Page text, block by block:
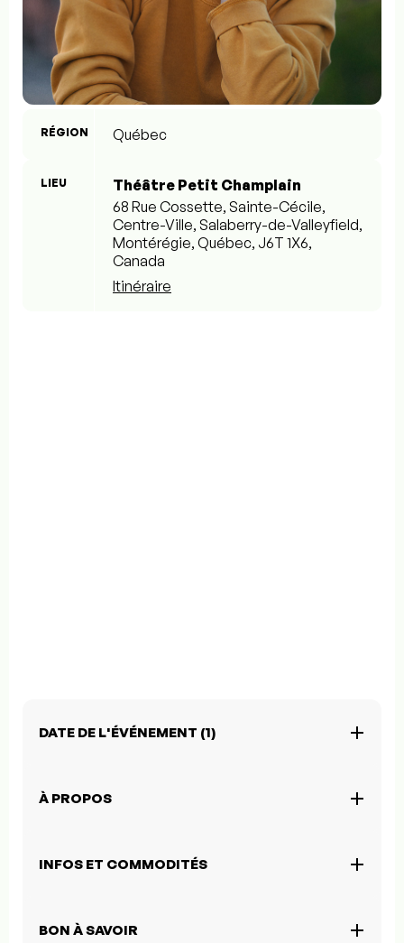
RÉGION Québec
LIEU
Théâtre Petit Champlain
68 Rue Cossette, Sainte-Cécile,
Centre-Ville, Salaberry-de-Valleyfield,
Montérégie, Québec, J6T 1X6,
Canada
Itinéraire
DATE DE L'ÉVÉNEMENT (1)
À PROPOS
INFOS ET COMMODITÉS
BON À SAVOIR